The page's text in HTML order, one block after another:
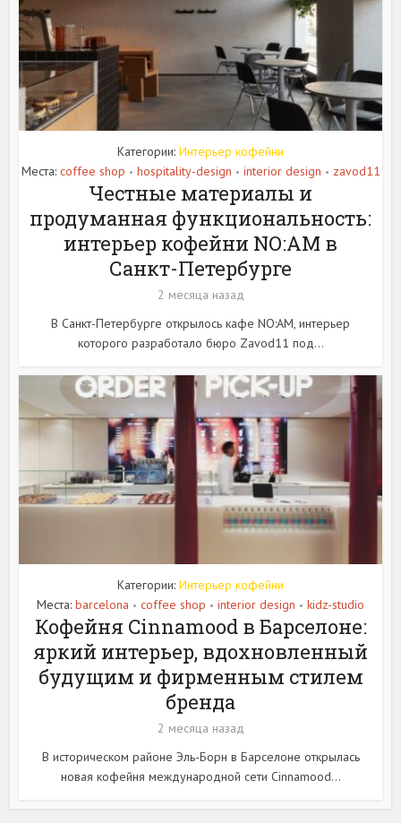
Категории: Интерьер кофейни
Места: coffee shop • hospitality-design • interior design • zavod11
Честные материалы и
продуманная функциональность:
интерьер кофейни NO:AM в
Санкт-Петербурге
2 месяца назад
В Санкт-Петербурге открылось кафе NO:AM, интерьер
которого разработало бюро Zavod11 под...
Категории: Интерьер кофейни
Места: barcelona • coffee shop • interior design • kidz-studio
Кофейня Cinnamood в Барселоне:
яркий интерьер, вдохновленный
будущим и фирменным стилем
бренда
2 месяца назад
В историческом районе Эль-Борн в Барселоне открылась
новая кофейня международной сети Cinnamood...